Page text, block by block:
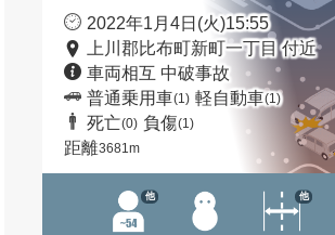
2022年1月4日(火)15:55
上川郡比布町新町一丁目 付近
車両相互 中破事故
普通乗用車(1) 軽自動車(1)
死亡(0) 負傷(1)
距離3681m
他 他